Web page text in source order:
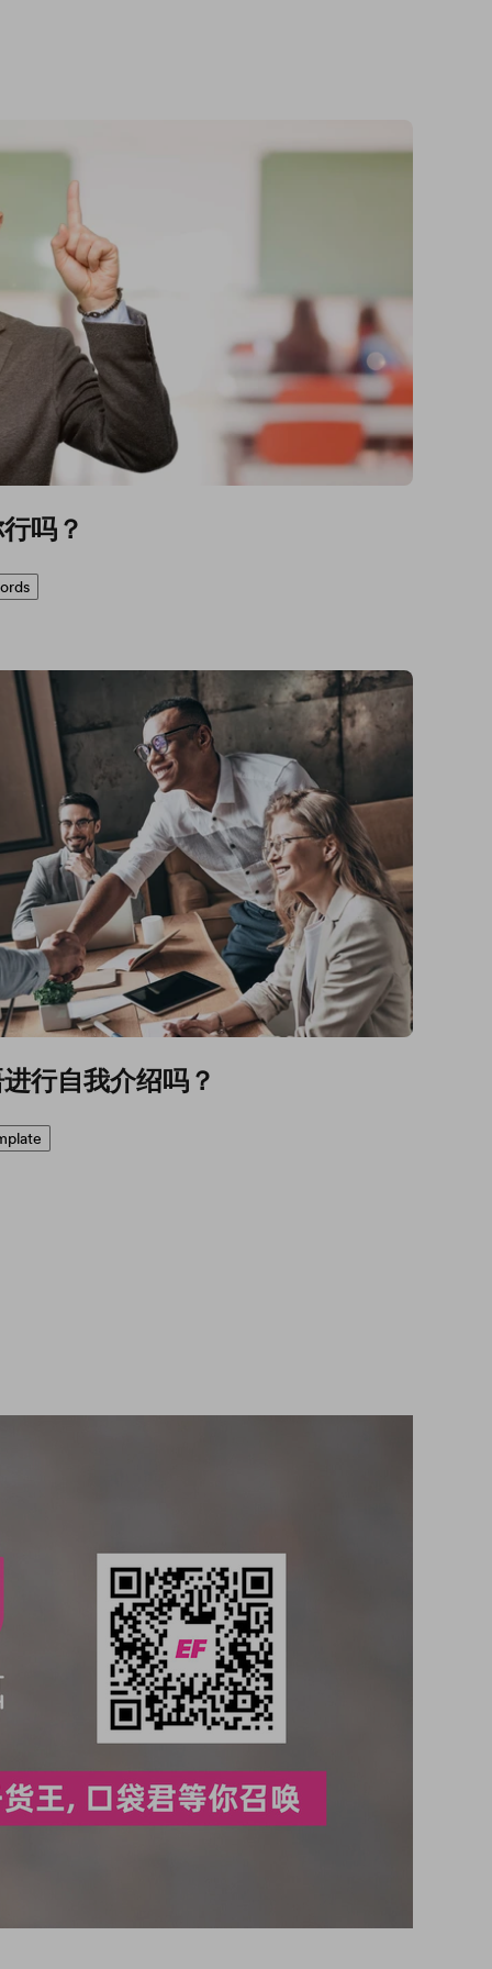
吗？
行自我介绍吗？